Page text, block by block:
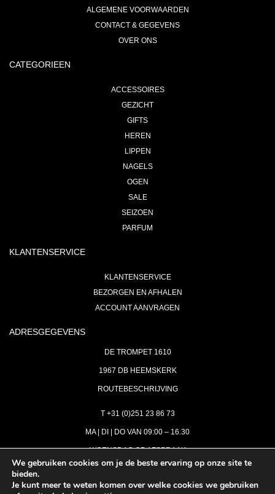
ALGEMENE VOORWAARDEN
CONTACT & GEGEVENS
OVER ONS
CATEGORIEEN
ACCESSOIRES
GEZICHT
GIFTS
HEREN
LIPPEN
NAGELS
OGEN
SALE
SEIZOEN
PARFUM
KLANTENSERVICE
KLANTENSERVICE
BEZORGEN EN AFHALEN
ACCOUNT AANVRAGEN
ADRESGEGEVENS
DE TROMPET 1610
1967 DB HEEMSKERK
ROUTEBESCHRIJVING
T +31 (0)251 23 86 73
MA | DI | DO VAN 09:00 – 16.30
WOENSDAG OP AFSPRAAK
We gebruiken cookies om je de beste ervaring op onze site te
bieden.
Je kunt meer te weten komen over welke cookies we gebruiken